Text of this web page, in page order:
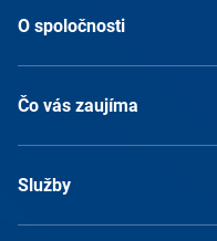
O spoločnosti
Čo vás zaujíma
Služby